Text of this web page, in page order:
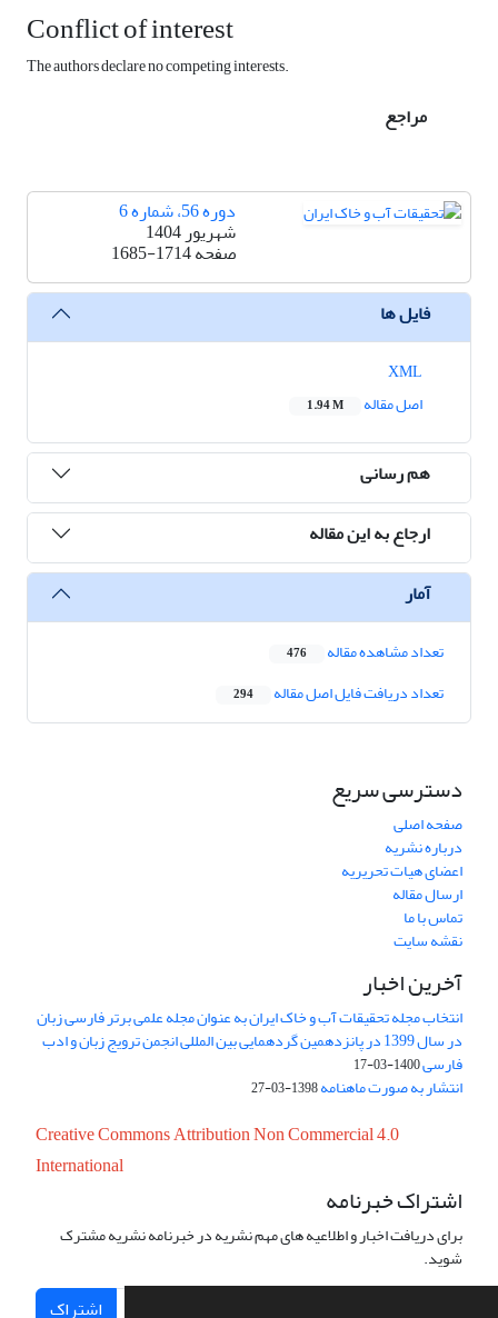
Conflict of interest
The authors declare no competing interests.
مراجع
دوره 56، شماره 6
شهریور 1404
صفحه1685-1714
فایل ها
اصل مقاله
1.94 M
هم رسانی
ارجاع به این مقاله
آمار
تعداد مشاهده مقاله 476
تعداد دریافت فایل اصل مقاله 294
دسترسی سریع
صفحه اصلی
درباره نشریه
اعضای هیات تحریریه
ارسال مقاله
تماس با ما
نقشه سایت
آخرین اخبار
انتخاب مجله تحقیقات آب و خاک ایران به عنوان مجله علمی برتر فارسی زبان
در سال 1399 در پانزدهمین گردهمایی بین المللی انجمن ترویج زبان و ادب
فارسی1400-03-17
انتشار به صورت ماهنامه1398-03-27
Creative Commons Attribution Non Commercial 4.0
International
اشتراک خبرنامه
برای دریافت اخبار و اطلاعیه های مهم نشریه در خبرنامه نشریه مشترک
شوید.
اشتراک